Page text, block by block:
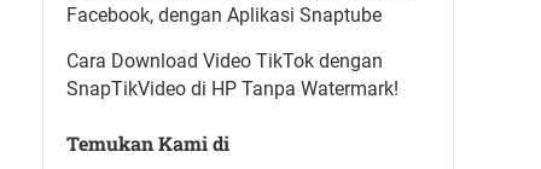
Facebook, dengan Aplikasi Snaptube
Cara Download Video TikTok dengan
SnapTikVideo di HP Tanpa Watermark!
Temukan Kami di